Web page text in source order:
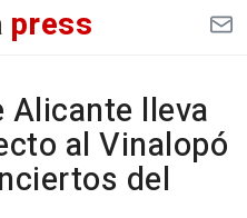
press
Alicante lleva
al Vinalopó
del